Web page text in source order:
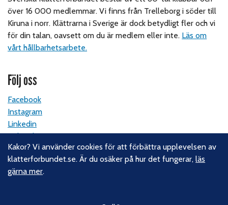
över 16 000 medlemmar. Vi finns från Trelleborg i söder till
Kiruna i norr. Klättrarna i Sverige är dock betydligt fler och vi
för din talan, oavsett om du är medlem eller inte. Läs om
vårt hållbarhetsarbete.
Följ oss
Facebook
Instagram
Linkedin
Nyhetsbrev
Kontakt
Kakor? Vi använder cookies för att förbättra upplevelsen av
klatterforbundet.se. Är du osäker på hur det fungerar,läs
gärna mer.